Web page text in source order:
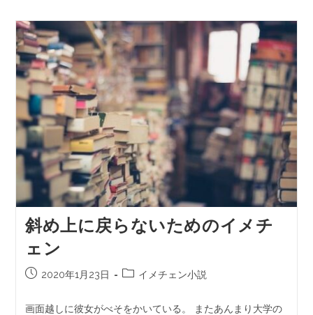
斜め上に戻らないためのイメチ
ェン
2020年1月23日 イメチェン小説
画面越しに彼女がべそをかいている。 またあんまり大学の